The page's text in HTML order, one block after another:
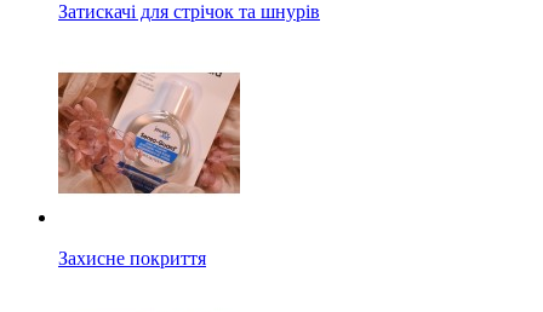
Затискачі для стрічок та шнурів
Захисне покриття